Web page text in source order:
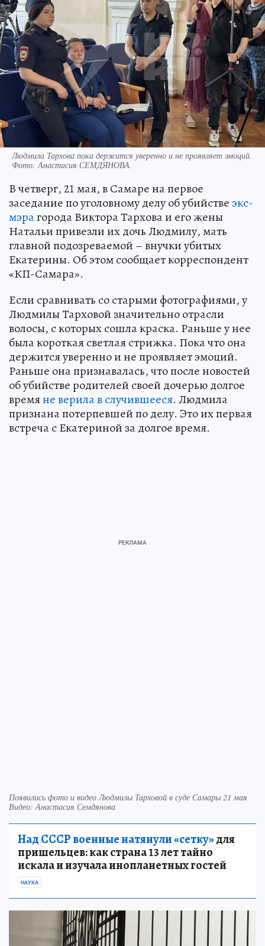
Людмила Тархова пока держится уверенно и не проявляет эмоций.
Фото: Анастасия СЕМДЯНОВА.
В четверг, 21 мая, в Самаре на первое
заседание по уголовному делу об убийстве экс-
мэрагорода Виктора Тархова и его жены
Натальи привезли их дочь Людмилу, мать
главной подозреваемой – внучки убитых
Екатерины. Об этом сообщает корреспондент
«КП-Самара».
Если сравнивать со старыми фотографиями, у
Людмилы Тарховой значительно отрасли
волосы, с которых сошла краска. Раньше у нее
была короткая светлая стрижка. Пока что она
держится уверенно и не проявляет эмоций.
Раньше она признавалась, что после новостей
об убийстве родителей своей дочерью долгое
времяне верила в случившееся. Людмила
признана потерпевшей по делу. Это их первая
встреча с Екатериной за долгое время.
Появились фото и видео Людмилы Тарховой в суде Самары 21 мая
Видео: Анастасия Семдянова
Над СССР военные натянули «сетку»для
пришельцев: как страна 13 лет тайно
искала и изучала инопланетных гостей
НАУКА